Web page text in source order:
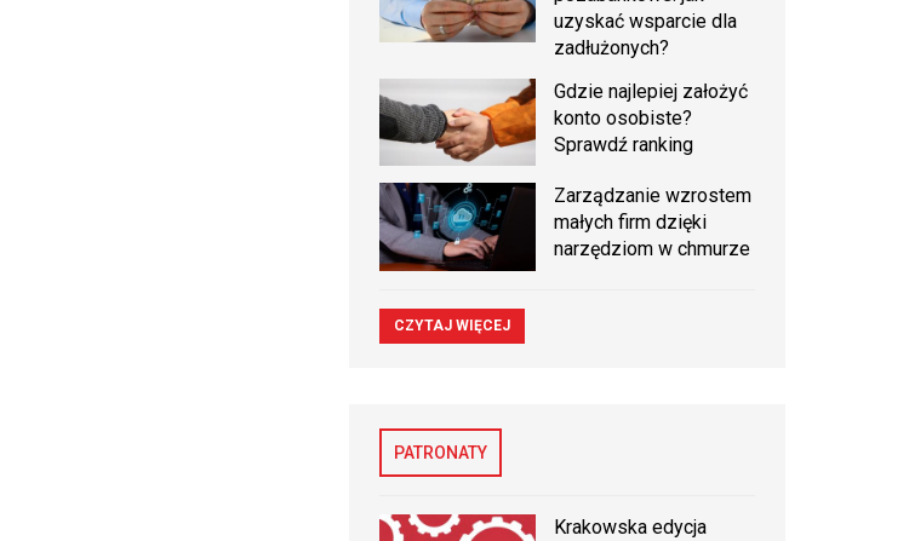
uzyskać wsparcie dla
zadłużonych?
Gdzie najlepiej założyć
konto osobiste?
Sprawdź ranking
Zarządzanie wzrostem
małych firm dzięki
narzędziom w chmurze
CZYTAJ WIĘCEJ
PATRONATY
Krakowska edycja